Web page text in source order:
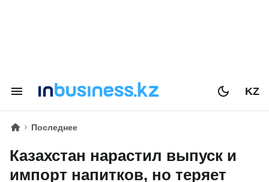
KZ
Последнее
Казахстан нарастил выпуск и
импорт напитков, но теряет